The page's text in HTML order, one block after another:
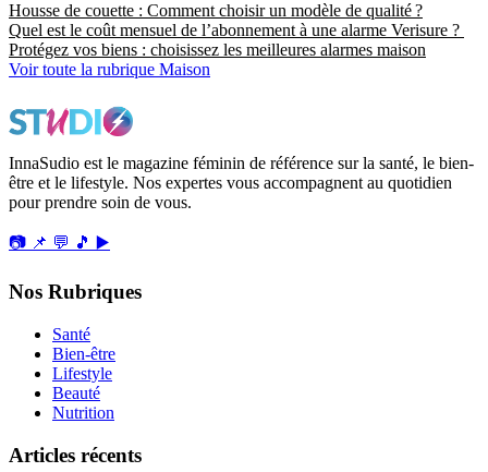
Housse de couette : Comment choisir un modèle de qualité ?
Quel est le coût mensuel de l’abonnement à une alarme Verisure ?
Protégez vos biens : choisissez les meilleures alarmes maison
Voir toute la rubrique Maison
InnaSudio est le magazine féminin de référence sur la santé, le bien-
être et le lifestyle. Nos expertes vous accompagnent au quotidien
pour prendre soin de vous.
📷 📌 💬 🎵 ▶️
Nos Rubriques
Santé
Bien-être
Lifestyle
Beauté
Nutrition
Articles récents